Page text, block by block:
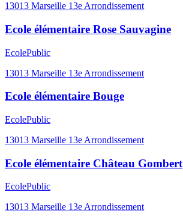
13013 Marseille 13e Arrondissement
Ecole élémentaire Rose Sauvagine
EcolePublic
13013 Marseille 13e Arrondissement
Ecole élémentaire Bouge
EcolePublic
13013 Marseille 13e Arrondissement
Ecole élémentaire Château Gombert
EcolePublic
13013 Marseille 13e Arrondissement